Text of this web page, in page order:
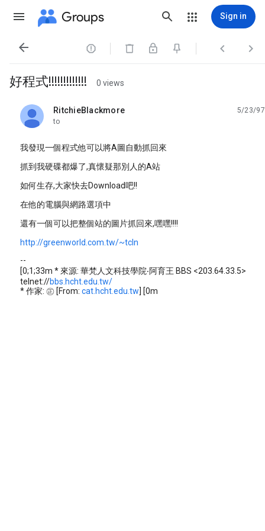
Groups Sign in
   
好程式!!!!!!!!!!!!! 0 views
RitchieBlackmore
unread,
5/23/97
to
我發現一個程式他可以將A圖自動抓回來
抓到我硬碟都爆了,真懷疑那別人的A站
如何生存,大家快去Download吧!!
在他的電腦與網路選項中
還有一個可以把整個站的圖片抓回來,嘿嘿!!!!
http://greenworld.com.tw/~tcln
--
[0;1;33m * 來源: 華梵人文科技學院‧阿育王 BBS <203.64.33.5>
telnet://bbs.hcht.edu.tw/
* 作家: ㊣ [From: cat.hcht.edu.tw] [0m